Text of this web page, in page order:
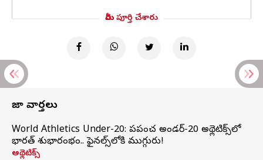
మీరు పూర్తి చేశారు
తాజా వార్తలు
World Athletics Under-20: ప్రపంచ అండర్-20 అథ్లెటిక్స్‌లో
భారత్‌ శుభారంభం.. ఫైనల్స్‌లోకి ముగ్గురు!
అథ్లెటిక్స్